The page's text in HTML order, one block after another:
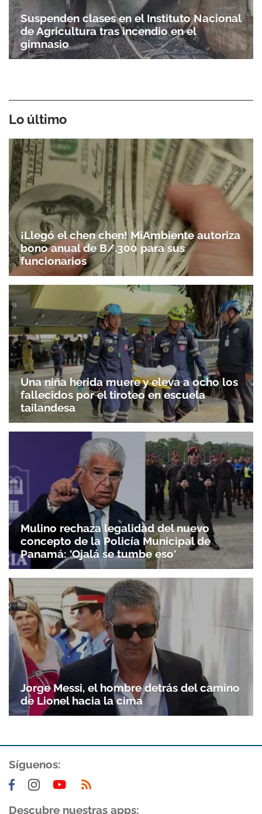
Suspenden clases en el Instituto Nacional
de Agricultura tras incendio en el
gimnasio
Lo último
¡Llegó el chen chen! MiAmbiente autoriza
bono anual de B/.300 para sus
funcionarios
Una niña herida muere y eleva a ocho los
fallecidos por el tiroteo en escuela
tailandesa
Mulino rechaza legalidad del nuevo
concepto de la Policía Municipal de
Panamá: 'Ojalá se tumbe eso'
Jorge Messi, el hombre detrás del camino
de Lionel hacia la cima
Síguenos:
Descubre nuestras apps: